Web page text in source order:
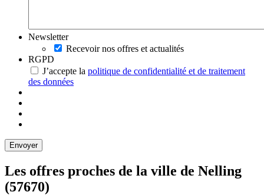
Newsletter
Recevoir nos offres et actualités
RGPD
J’accepte la politique de confidentialité et de traitement
des données
Les offres proches de la ville de Nelling
(57670)